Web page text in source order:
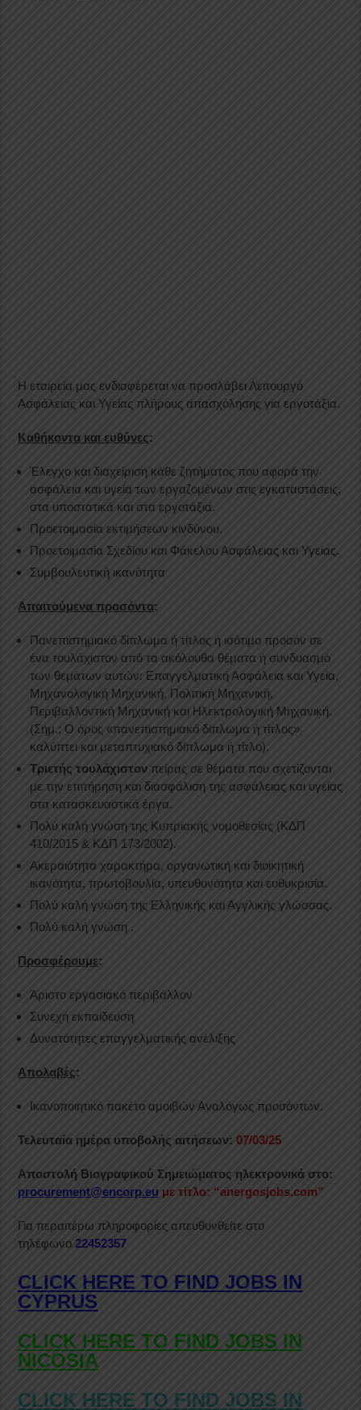
Η εταιρεία μας ενδιαφέρεται να προσλάβει Λειτουργό
Ασφάλειας και Υγείας πλήρους απασχόλησης για εργοτάξια.
Καθήκοντα και ευθύνες:
Έλεγχο και διαχείριση κάθε ζητήματος που αφορά την
ασφάλεια και υγεία των εργαζομένων στις εγκαταστάσεις,
στα υποστατικά και στα εργοτάξια.
Προετοιμασία εκτιμήσεων κινδύνου.
Προετοιμασία Σχεδίου και Φάκελου Ασφάλειας και Υγείας.
Συμβουλευτική ικανότητα
Απαιτούμενα προσόντα:
Πανεπιστημιακό δίπλωμα ή τίτλος ή ισότιμο προσόν σε
ένα τουλάχιστον από τα ακόλουθα θέματα ή συνδυασμό
των θεμάτων αυτών: Επαγγελματική Ασφάλεια και Υγεία,
Μηχανολογική Μηχανική, Πολιτική Μηχανική,
Περιβαλλοντική Μηχανική και Ηλεκτρολογική Μηχανική.
(Σημ.: Ο όρος «πανεπιστημιακό δίπλωμα ή τίτλος»
καλύπτει και μεταπτυχιακό δίπλωμα ή τίτλο).
Τριετής τουλάχιστον πείρας σε θέματα που σχετίζονται
με την επιτήρηση και διασφάλιση της ασφάλειας και υγείας
στα κατασκευαστικά έργα.
Πολύ καλή γνώση της Κυπριακής νομοθεσίας (ΚΔΠ
410/2015 & ΚΔΠ 173/2002).
Ακεραιότητα χαρακτήρα, οργανωτική και διοικητική
ικανότητα, πρωτοβουλία, υπευθυνότητα και ευθυκρισία.
Πολύ καλή γνώση της Ελληνικής και Αγγλικής γλώσσας.
Πολύ καλή γνώση .
Προσφέρουμε:
Άριστο εργασιακό περιβάλλον
Συνεχή εκπαίδευση
Δυνατότητες επαγγελματικής ανέλιξης
Απολαβές:
Ικανοποιητικό πακέτο αμοιβών Αναλόγως προσόντων.
Τελευταία ημέρα υποβολής αιτήσεων: 07/03/25
Αποστολή Βιογραφικού Σημειώματος ηλεκτρονικά στο:
procurement@encorp.eu με τίτλο: “anergosjobs.com”
Για περαιτέρω πληροφορίες απευθυνθείτε στο
τηλέφωνο22452357
CLICK HERE TO FIND JOBS IN
CYPRUS
CLICK HERE TO FIND JOBS IN
NICOSIA
CLICK HERE TO FIND JOBS IN